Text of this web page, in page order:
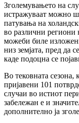
Зголемувањето на
истражуваат можно
патувања на
во различни
можеби биле
низ земјата, пред да
каде подоцна се
Во тековната сезона,
пријавени 101
случаи во истиот
забележан е и
дополнително ја